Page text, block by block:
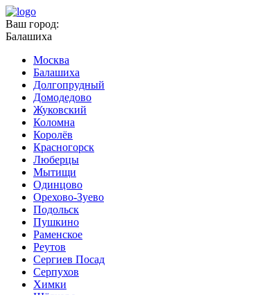
Ваш город:
Балашиха
Москва
Балашиха
Долгопрудный
Домодедово
Жуковский
Коломна
Королёв
Красногорск
Люберцы
Мытищи
Одинцово
Орехово-Зуево
Подольск
Пушкино
Раменское
Реутов
Сергиев Посад
Серпухов
Химки